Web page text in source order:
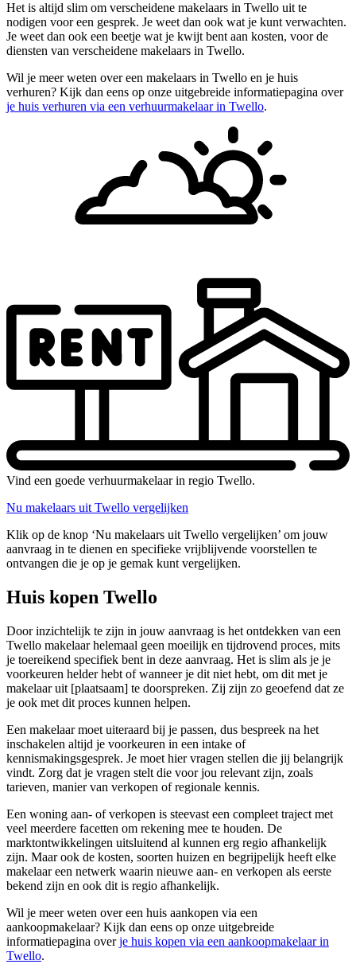
Het is altijd slim om verscheidene makelaars in Twello uit te
nodigen voor een gesprek. Je weet dan ook wat je kunt verwachten.
Je weet dan ook een beetje wat je kwijt bent aan kosten, voor de
diensten van verscheidene makelaars in Twello.
Wil je meer weten over een makelaars in Twello en je huis
verhuren? Kijk dan eens op onze uitgebreide informatiepagina over
je huis verhuren via een verhuurmakelaar in Twello.
Vind een goede verhuurmakelaar in regio Twello.
Nu makelaars uit Twello vergelijken
Klik op de knop ‘Nu makelaars uit Twello vergelijken’ om jouw
aanvraag in te dienen en specifieke vrijblijvende voorstellen te
ontvangen die je op je gemak kunt vergelijken.
Huis kopen Twello
Door inzichtelijk te zijn in jouw aanvraag is het ontdekken van een
Twello makelaar helemaal geen moeilijk en tijdrovend proces, mits
je toereikend specifiek bent in deze aanvraag. Het is slim als je je
voorkeuren helder hebt of wanneer je dit niet hebt, om dit met je
makelaar uit [plaatsaam] te doorspreken. Zij zijn zo geoefend dat ze
je ook met dit proces kunnen helpen.
Een makelaar moet uiteraard bij je passen, dus bespreek na het
inschakelen altijd je voorkeuren in een intake of
kennismakingsgesprek. Je moet hier vragen stellen die jij belangrijk
vindt. Zorg dat je vragen stelt die voor jou relevant zijn, zoals
tarieven, manier van verkopen of regionale kennis.
Een woning aan- of verkopen is steevast een compleet traject met
veel meerdere facetten om rekening mee te houden. De
marktontwikkelingen uitsluitend al kunnen erg regio afhankelijk
zijn. Maar ook de kosten, soorten huizen en begrijpelijk heeft elke
makelaar een netwerk waarin nieuwe aan- en verkopen als eerste
bekend zijn en ook dit is regio afhankelijk.
Wil je meer weten over een huis aankopen via een
aankoopmakelaar? Kijk dan eens op onze uitgebreide
informatiepagina overje huis kopen via een aankoopmakelaar in
Twello.